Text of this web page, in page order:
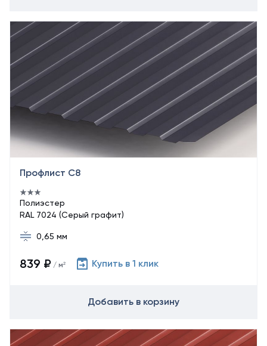
Профлист С8
Полиэстер
RAL 7024 (Серый графит)
0,65 мм
839 ₽ / м² Купить в 1 клик
Добавить в корзину